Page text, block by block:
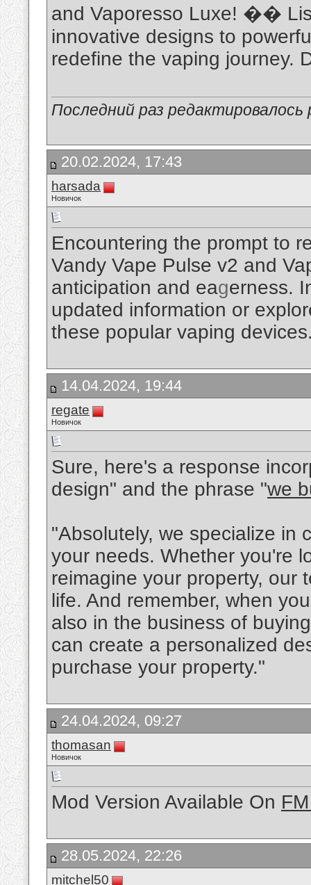
and Vaporesso Luxe! ��
innovative designs to
redefine the vaping journey.
Последний раз
20.02.2024, 17:43
harsada
Новичок
Encountering the prompt to
Vandy Vape Pulse v2 and
anticipation and eagerness.
updated information or
these popular vaping
14.04.2024, 19:44
regate
Новичок
Sure, here's a response
design" and the phrase "we
"Absolutely, we specialize in
your needs. Whether you're
reimagine your property, our
life. And remember, when
also in the business of
can create a personalized
purchase your property."
24.04.2024, 09:27
thomasan
Новичок
Mod Version Available On
28.05.2024, 22:26
mitchel50